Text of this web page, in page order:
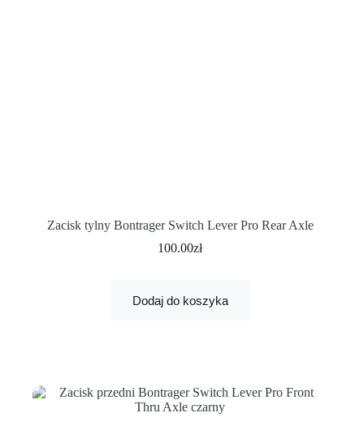
Zacisk tylny Bontrager Switch Lever Pro Rear Axle
100.00zł
Dodaj do koszyka